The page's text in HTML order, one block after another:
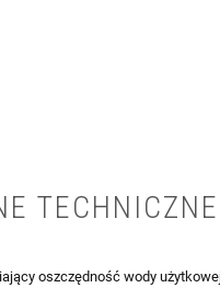
TECHNICZNE
oszczędność wody